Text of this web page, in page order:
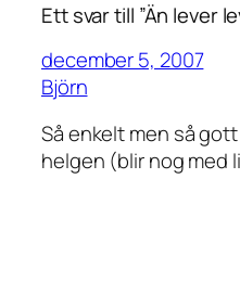
Ett svar till ”Än lever
december 5, 2007
Björn
Så enkelt men så
helgen (blir nog med